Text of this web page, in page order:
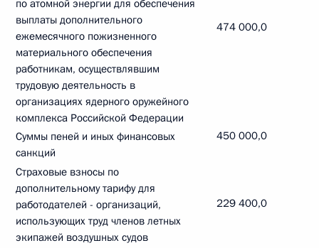
по атомной энергии для обеспечения
выплаты дополнительного
ежемесячного пожизненного
материального обеспечения
работникам, осуществлявшим
трудовую деятельность в
организациях ядерного оружейного
комплекса Российской Федерации
474 000,0
Суммы пеней и иных финансовых
санкций
450 000,0
Страховые взносы по
дополнительному тарифу для
работодателей - организаций,
использующих труд членов летных
экипажей воздушных судов
229 400,0